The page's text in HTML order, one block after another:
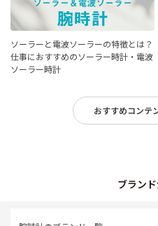
ソーラーと電波ソーラーの特徴とは？
仕事におすすめのソーラー時計・電波
ソーラー時計
おすすめコンテ
ブラン